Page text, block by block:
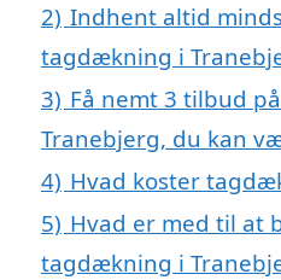
2) Indhent altid
tagdækning i
3) Få nemt 3 tilbud
Tranebjerg, du kan
4) Hvad koster
5) Hvad er med til at
tagdækning i